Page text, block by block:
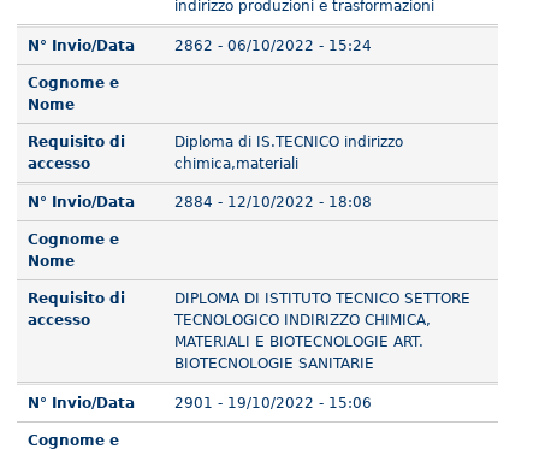
indirizzo produzioni e trasformazioni
N° Invio/Data 2862 - 06/10/2022 - 15:24
Cognome e
Nome
Requisito di
accesso
Diploma di IS.TECNICO indirizzo
chimica,materiali
N° Invio/Data 2884 - 12/10/2022 - 18:08
Cognome e
Nome
Requisito di
accesso
DIPLOMA DI ISTITUTO TECNICO SETTORE
TECNOLOGICO INDIRIZZO CHIMICA,
MATERIALI E BIOTECNOLOGIE ART.
BIOTECNOLOGIE SANITARIE
N° Invio/Data 2901 - 19/10/2022 - 15:06
Cognome e